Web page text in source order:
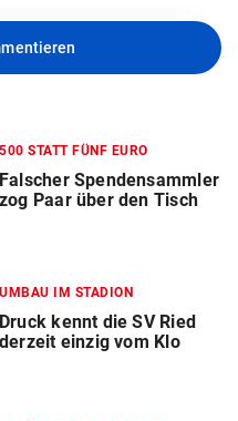
500 STATT FÜNF EURO
Falscher Spendensammler
zog Paar über den Tisch
UMBAU IM STADION
Druck kennt die SV Ried
derzeit einzig vom Klo